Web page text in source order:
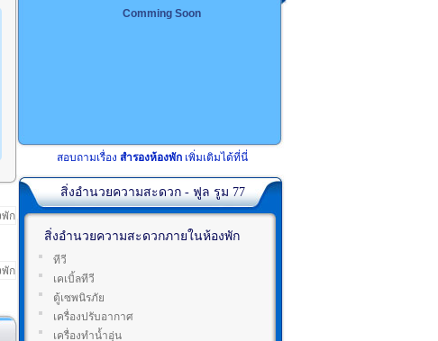
Comming Soon
สอบถามเรื่อง สำรองห้องพัก เพิ่มเติมได้ที่นี่
สิ่งอำนวยความสะดวก - ฟูล รูม 77
สิ่งอำนวยความสะดวกภายในห้องพัก
ทีวี
เคเบิ้ลทีวี
ตู้เซพนิรภัย
เครื่องปรับอากาศ
เครื่องทำน้ำอุ่น